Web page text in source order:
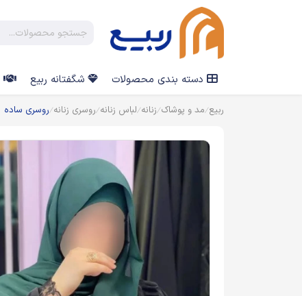
دسته بندی محصولات شگفتانه ربیع
ربیع مد و پوشاک زنانه لباس زنانه روسری زنانه روسری ساده